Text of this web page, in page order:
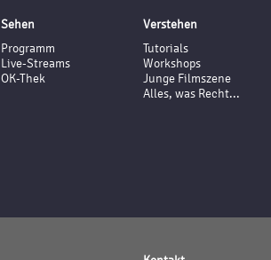
Sehen
Programm
Live-Streams
OK-Thek
Verstehen
Tutorials
Workshops
Junge Filmszene
Alles, was Recht...